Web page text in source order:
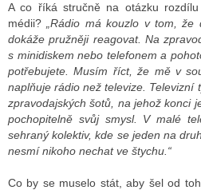
A co říká stručně na otázku
médii?
„Rádio má kouzlo v tom, že
dokáže pružněji reagovat. Na
s minidiskem nebo telefonem a
potřebujete. Musím říct, že mě v
naplňuje rádio než televize. Televizní
zpravodajských šotů, na jehož konci
pochopitelně svůj smysl. V malé
sehraný kolektiv, kde se jeden na
nesmí nikoho nechat ve štychu.“
Co by se muselo stát, aby šel od